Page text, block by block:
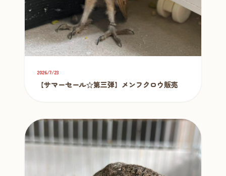
2026/7/23
【サマーセール☆第三弾】メンフクロウ販売